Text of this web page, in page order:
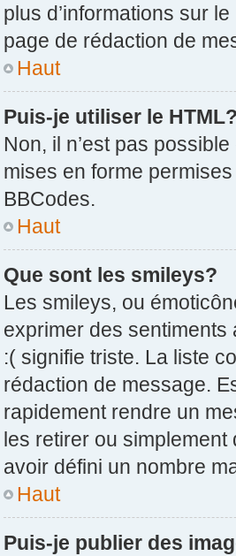
plus d’informations sur
page de rédaction de
Haut
Puis-je utiliser le
Non, il n’est pas
mises en forme
BBCodes.
Haut
Que sont les smileys?
Les smileys, ou
exprimer des
:( signifie triste. La liste
rédaction de message.
rapidement rendre un
les retirer ou simplement
avoir défini un nombre
Haut
Puis-je publier des